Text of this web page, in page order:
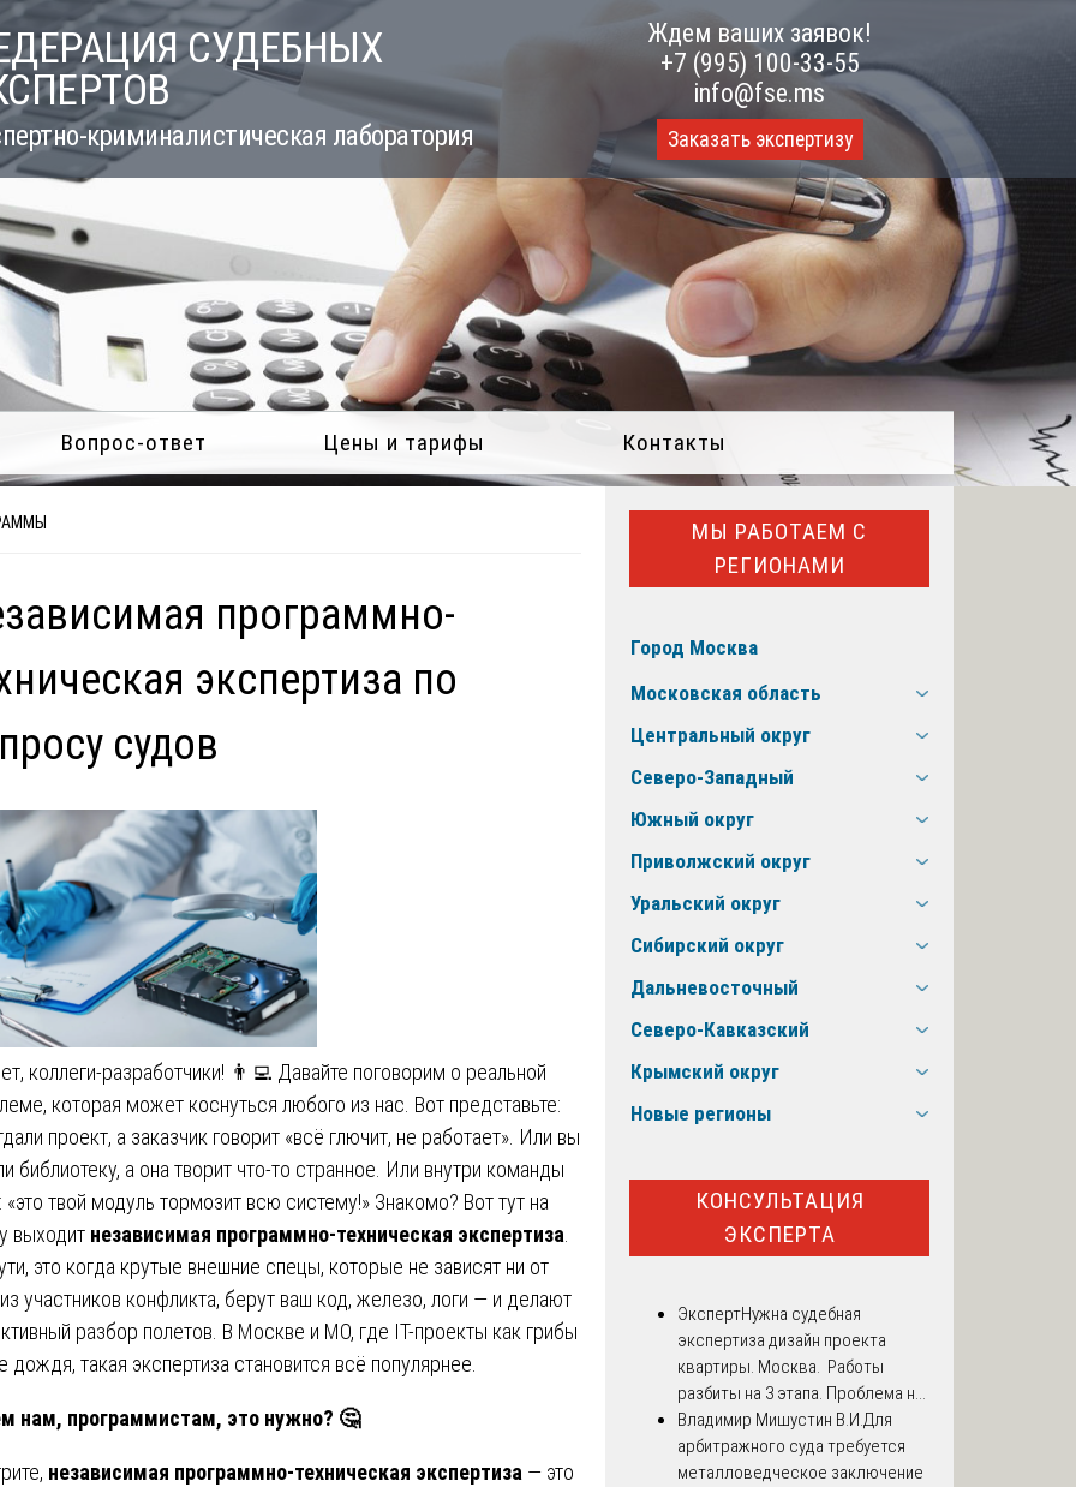
СУДЕБНЫХ
криминалистическая лаборатория
Ждем ваших заявок!
+7 (995) 100-33-55
info@fse.ms
Заказать экспертизу
Вопрос-ответ Цены и тарифы Контакты
программно-
экспертиза по
судов
коллеги-разработчики! 👨‍💻 Давайте поговорим о реальной
которая может коснуться любого из нас. Вот представьте:
проект, а заказчик говорит «всё глючит, не работает». Или вы
библиотеку, а она творит что-то странное. Или внутри команды
«это твой модуль тормозит всю систему!» Знакомо? Вот тут на
выходит независимая программно-техническая экспертиза
это когда крутые внешние спецы, которые не зависят ни от
участников конфликта, берут ваш код, железо, логи — и делают
разбор полетов. В Москве и МО, где IT-проекты как грибы
дождя, такая экспертиза становится всё популярнее.
нам, программистам, это нужно? 🤔
независимая программно-техническая экспертиза — это
МЫ РАБОТАЕМ С
РЕГИОНАМИ
Город Москва
Московская область
Центральный округ
Северо-Западный
Южный округ
Приволжский округ
Уральский округ
Сибирский округ
Дальневосточный
Северо-Кавказский
Крымский округ
Новые регионы
КОНСУЛЬТАЦИЯ
ЭКСПЕРТА
ЭкспертНужна судебная
экспертиза дизайн проекта
квартиры. Москва. Работы
разбиты на 3 этапа. Проблема н...
Владимир Мишустин В.И.Для
арбитражного суда требуется
металловедческое заключение